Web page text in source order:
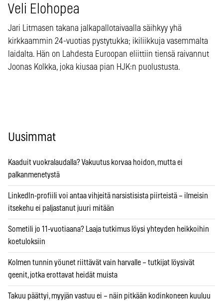
Veli Elohopea
Jari Litmasen takana jalkapallotaivaalla säihkyy yhä
kirkkaammin 24-vuotias pystytukka; ikiliikkuja vasemmalta
laidalta. Hän on Lahdesta Euroopan eliittiin tiensä raivannut
Joonas Kolkka, joka kiusaa pian HJK:n puolustusta.
Uusimmat
Kaaduit vuokralaudalla? Vakuutus korvaa hoidon, mutta ei
palkanmenetystä
LinkedIn-profiili voi antaa vihjeitä narsistisista piirteistä – ilmeisin
itsekehu ei paljastanut juuri mitään
Sometili jo 11-vuotiaana? Laaja tutkimus löysi yhteyden heikkoihin
koetuloksiin
Kolmen tunnin yöunet riittävät vain harvalle – tutkijat löysivät
geenit, jotka erottavat heidät muista
Takuu päättyi, myyjän vastuu ei – näin pitkään kodinkoneen kuuluu